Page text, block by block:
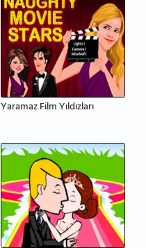
Yaramaz Film Yıldızları